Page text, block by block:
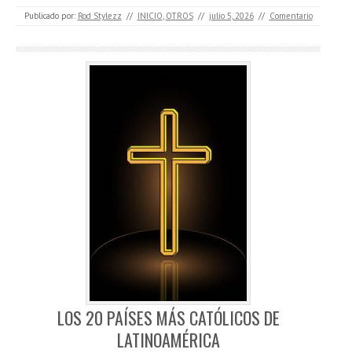
Publicado por: Rod Stylezz // INICIO OTROS // julio 5, 2026 // Comentario
LOS 20 PAÍSES MÁS CATÓLICOS DE
LATINOAMÉRICA